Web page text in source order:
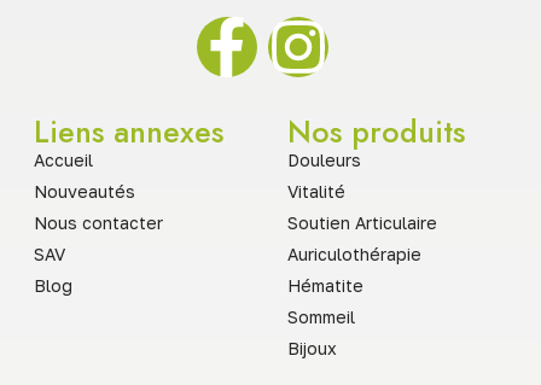
Liens annexes
Accueil
Nouveautés
Nous contacter
SAV
Blog
Nos produits
Douleurs
Vitalité
Soutien Articulaire
Auriculothérapie
Hématite
Sommeil
Bijoux